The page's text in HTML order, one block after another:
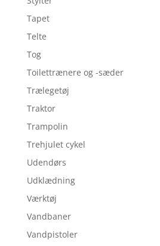
Tapet
Telte
Tog
Toilettrænere og -sæder
Trælegetøj
Traktor
Trampolin
Trehjulet cykel
Udendørs
Udklædning
Værktøj
Vandbaner
Vandpistoler